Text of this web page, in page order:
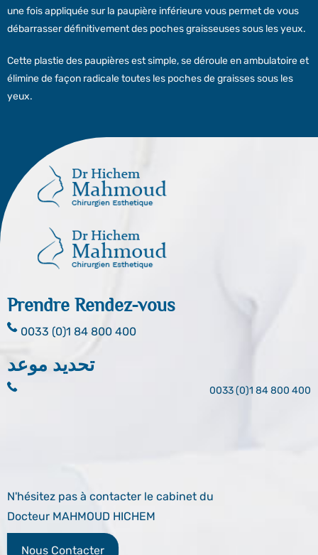
une fois appliquée sur la paupière inférieure vous permet de vous
débarrasser définitivement des poches graisseuses sous les yeux.
Cette plastie des paupières est simple, se déroule en ambulatoire et
élimine de façon radicale toutes les poches de graisses sous les
yeux.
Prendre Rendez-vous
0033 (0)1 84 800 400
تحديد موعد
0033 (0)1 84 800 400
N'hésitez pas à contacter le cabinet du
Docteur MAHMOUD HICHEM
Nous Contacter